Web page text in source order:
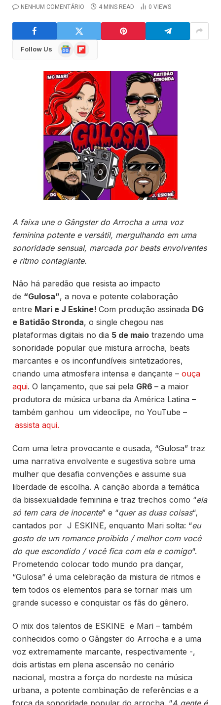
NENHUM COMENTÁRIO
4 MINS READ 0 VIEWS
Follow Us
GoogleFlipboard
A faixa une o Gângster do Arrocha a uma voz
feminina potente e versátil, mergulhando em uma
sonoridade sensual, marcada por beats envolventes
e ritmo contagiante.
Não há paredão que resista ao impacto
de “Gulosa”, a nova e potente colaboração
entre Mari e J Eskine! Com produção assinada DG
e Batidão Stronda, o single chegou nas
plataformas digitais no dia 5 de maio trazendo uma
sonoridade popular que mistura arrocha, beats
marcantes e os inconfundíveis sintetizadores,
criando uma atmosfera intensa e dançante – ouça
aqui. O lançamento, que sai pela GR6 – a maior
produtora de música urbana da América Latina –
também ganhou um videoclipe, no YouTube –
assista aqui.
Com uma letra provocante e ousada, “Gulosa” traz
uma narrativa envolvente e sugestiva sobre uma
mulher que desafia convenções e assume sua
liberdade de escolha. A canção aborda a temática
da bissexualidade feminina e traz trechos como “ela
só tem cara de inocente” e “quer as duas coisas“,
cantados por J ESKINE, enquanto Mari solta: “eu
gosto de um romance proibido / melhor com você
do que escondido / você fica com ela e comigo“.
Prometendo colocar todo mundo pra dançar,
“Gulosa” é uma celebração da mistura de ritmos e
tem todos os elementos para se tornar mais um
grande sucesso e conquistar os fãs do gênero.
O mix dos talentos de ESKINE e Mari – também
conhecidos como o Gângster do Arrocha e a uma
voz extremamente marcante, respectivamente -,
dois artistas em plena ascensão no cenário
nacional, mostra a força do nordeste na música
urbana, a potente combinação de referências e a